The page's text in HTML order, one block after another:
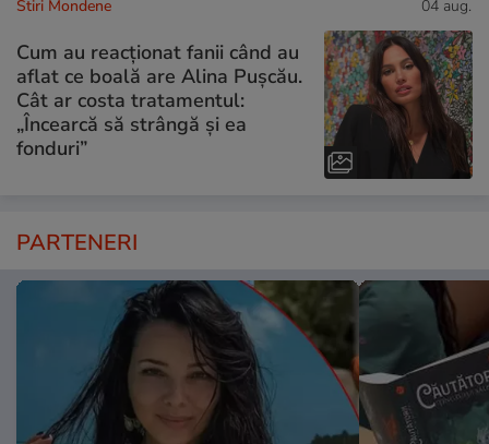
Stiri Mondene 04 aug.
Cum au reacționat fanii când au
aflat ce boală are Alina Pușcău.
Cât ar costa tratamentul:
„Încearcă să strângă și ea
fonduri”
PARTENERI